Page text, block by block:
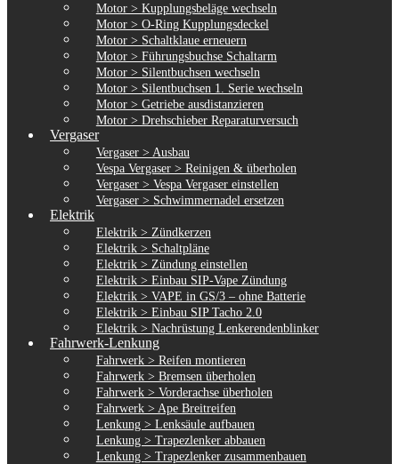
Motor > Kupplungsbeläge wechseln
Motor > O-Ring Kupplungsdeckel
Motor > Schaltklaue erneuern
Motor > Führungsbuchse Schaltarm
Motor > Silentbuchsen wechseln
Motor > Silentbuchsen 1. Serie wechseln
Motor > Getriebe ausdistanzieren
Motor > Drehschieber Reparaturversuch
Vergaser
Vergaser > Ausbau
Vespa Vergaser > Reinigen & überholen
Vergaser > Vespa Vergaser einstellen
Vergaser > Schwimmernadel ersetzen
Elektrik
Elektrik > Zündkerzen
Elektrik > Schaltpläne
Elektrik > Zündung einstellen
Elektrik > Einbau SIP-Vape Zündung
Elektrik > VAPE in GS/3 – ohne Batterie
Elektrik > Einbau SIP Tacho 2.0
Elektrik > Nachrüstung Lenkerendenblinker
Fahrwerk-Lenkung
Fahrwerk > Reifen montieren
Fahrwerk > Bremsen überholen
Fahrwerk > Vorderachse überholen
Fahrwerk > Ape Breitreifen
Lenkung > Lenksäule aufbauen
Lenkung > Trapezlenker abbauen
Lenkung > Trapezlenker zusammenbauen